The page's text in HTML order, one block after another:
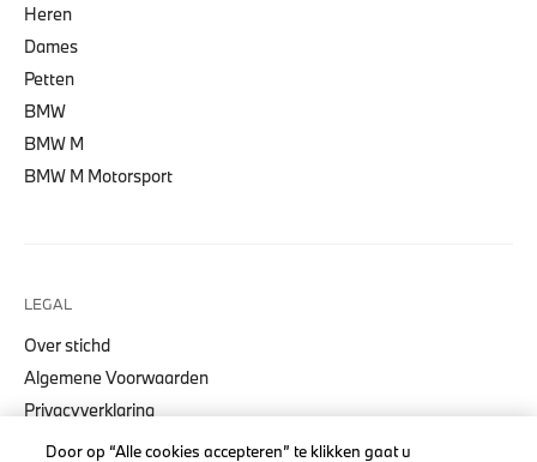
Heren
Dames
Petten
BMW
BMW M
BMW M Motorsport
LEGAL
Over stichd
Algemene Voorwaarden
Privacyverklaring
Cookiebeleid
Door op “Alle cookies accepteren” te klikken gaat u